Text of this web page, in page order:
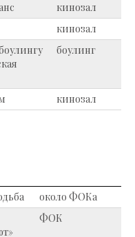
кинозал
кинозал
боулинг
кинозал
около ФОКа
ФОК